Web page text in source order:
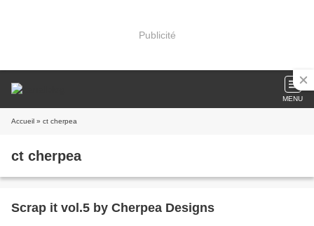
Publicité
MENU
Accueil » ct cherpea
ct cherpea
Scrap it vol.5 by Cherpea Designs